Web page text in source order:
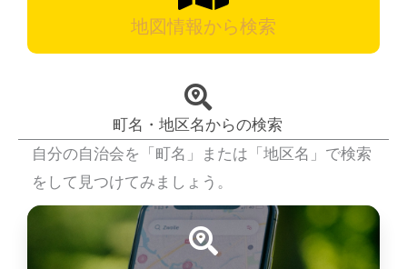
地図情報から検索
町名・地区名からの検索
自分の自治会を「町名」または「地区名」で検索
をして見つけてみましょう。